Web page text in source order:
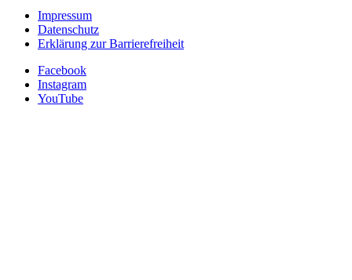
Impressum
Datenschutz
Erklärung zur Barrierefreiheit
Facebook
Instagram
YouTube